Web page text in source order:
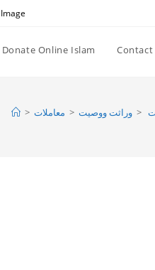
Donate Online Islam Contact
> معاملات > وراثت ووصيت >